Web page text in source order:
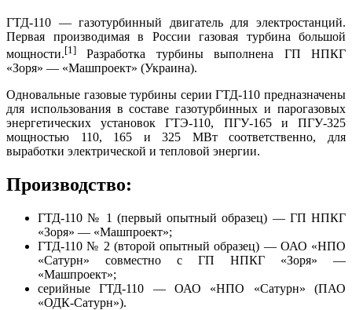
ГТД-110 — газотурбинный двигатель для электростанций.
Первая производимая в России газовая турбина большой
мощности.[1] Разработка турбины выполнена ГП НПКГ
«Зоря» — «Машпроект» (Украина).
Одновальные газовые турбины серии ГТД-110 предназначены
для использования в составе газотурбинных и парогазовых
энергетических установок ГТЭ-110, ПГУ-165 и ПГУ-325
мощностью 110, 165 и 325 МВт соответственно, для
выработки электрической и тепловой энергии.
Производство:
ГТД-110 № 1 (первый опытный образец) — ГП НПКГ
«Зоря» — «Машпроект»;
ГТД-110 № 2 (второй опытный образец) — ОАО «НПО
«Сатурн» совместно с ГП НПКГ «Зоря» —
«Машпроект»;
серийные ГТД-110 — ОАО «НПО «Сатурн» (ПАО
«ОДК-Сатурн»).